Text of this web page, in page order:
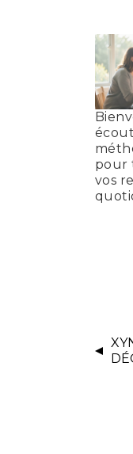
pour
vos